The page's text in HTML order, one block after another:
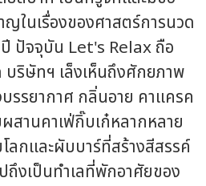
ญในเรื่องของศาสตร์การนวด
ปี ปัจจุบัน Let's Relax ถือ
บริษัทฯ เล็งเห็นถึงศักยภาพ
รรยากาศ กลิ่นอาย คาแครค
านคาเฟ่กิ๊บเก๋หลากหลาย
ลกและผับบาร์ที่สร้างสีสรรค์
ถึงเป็นทำเลที่พักอาศัยของ